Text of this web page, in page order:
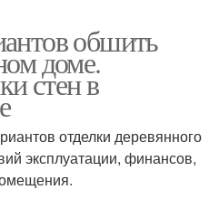
обшить
доме.
стен в
отделки деревянного
эксплуатации, финансов,